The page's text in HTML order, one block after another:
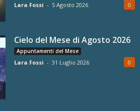
Lara Fossi - 5 Agosto 2026 0
Cielo del Mese di Agosto 2026
Appuntamenti del Mese
Lara Fossi - 31 Luglio 2026 0